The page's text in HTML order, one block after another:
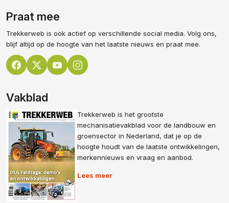
Praat mee
Trekkerweb is ook actief op verschillende social media. Volg ons,
blijf altijd op de hoogte van het laatste nieuws en praat mee.
Vakblad
Trekkerweb is het grootste
mechanisatievakblad voor de landbouw en
groensector in Nederland, dat je op de
hoogte houdt van de laatste ontwikkelingen,
merkennieuws en vraag en aanbod.
Lees meer